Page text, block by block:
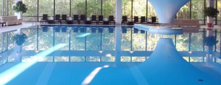
Auf der Karte anzeigen